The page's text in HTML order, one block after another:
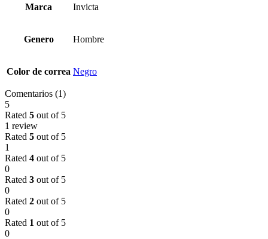
Marca Invicta
Genero Hombre
Color de correa Negro
Comentarios (1)
5
Rated 5 out of 5
1 review
Rated 5 out of 5
1
Rated 4 out of 5
0
Rated 3 out of 5
0
Rated 2 out of 5
0
Rated 1 out of 5
0